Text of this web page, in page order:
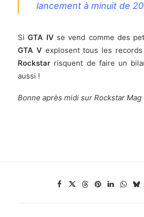
lancement à minuit de
SiGTA IVse vend comme des
GTA Vexplosent tous les
Rockstar risquent de faire un
aussi !
Bonne après midi sur Rockstar Mag